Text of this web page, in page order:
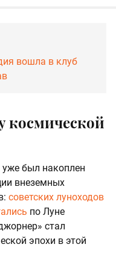
вошла в клуб
космической
уже был накоплен
внеземных
советских луноходов
по Луне
стал
эпохи в этой